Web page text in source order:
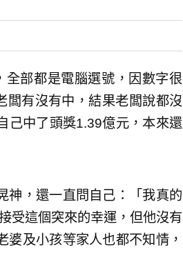
部都是電腦選號，因數字很
闆有沒有中，結果老闆說都沒
己中了頭獎1.39億元，本來還
神，還一直問自己：「我真的
受這個突來的幸運，但他沒有
及小孩等家人也都不知情，